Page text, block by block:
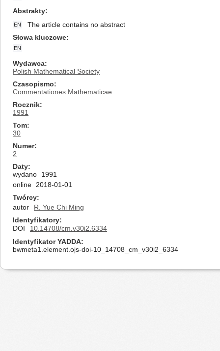
Abstrakty
EN
The article contains no abstract
Słowa kluczowe
EN
Wydawca
Polish Mathematical Society
Czasopismo
Commentationes Mathematicae
Rocznik
1991
Tom
30
Numer
2
Daty
wydano
1991
online
2018-01-01
Twórcy
autor
R. Yue Chi Ming
Identyfikatory
DOI
10.14708/cm.v30i2.6334
Identyfikator YADDA
bwmeta1.element.ojs-doi-10_14708_cm_v30i2_6334